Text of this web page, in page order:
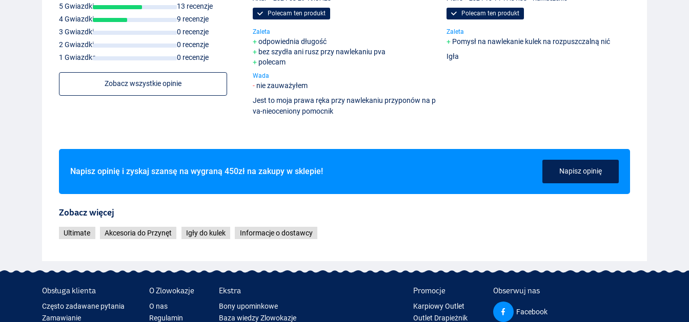
5 Gwiazdki
13 recenzje
4 Gwiazdki
9 recenzje
3 Gwiazdki
0 recenzje
2 Gwiazdki
0 recenzje
1 Gwiazdka
0 recenzje
Zobacz wszystkie opinie
Polecam ten produkt
Zaleta
odpowiednia długość
bez szydła ani rusz przy nawlekaniu pva
polecam
Wada
nie zauważyłem
Jest to moja prawa ręka przy nawlekaniu przyponów na p
va-nieoceniony pomocnik
Polecam ten produkt
Zaleta
Pomysł na nawlekanie kulek na rozpuszczalną nić
Igła
Napisz opinię i zyskaj szansę na wygraną 450zł na zakupy w sklepie! Napisz opinię
Zobacz więcej
Ultimate Akcesoria do Przynęt Igły do kulek Informacje o dostawcy
Obsługa klienta
Często zadawane pytania
Zamawianie
O Zlowokazje
O nas
Regulamin
Ekstra
Bony upominkowe
Baza wiedzy Zlowokazje
Promocje
Karpiowy Outlet
Outlet Drapieżnik
Obserwuj nas
Facebook